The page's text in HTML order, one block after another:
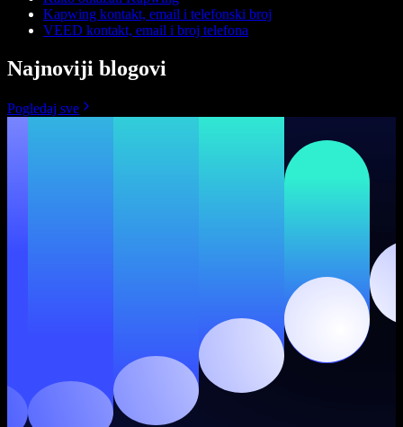
Kapwing kontakt, email i telefonski broj
VEED kontakt, email i broj telefona
Najnoviji blogovi
Pogledaj sve